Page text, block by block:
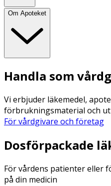
Om Apoteket
Handla som
Vi erbjuder läkemedel,
förbrukningsmaterial och
För vårdgivare och företag
Dosförpackade
För vårdens patienter eller
på din medicin